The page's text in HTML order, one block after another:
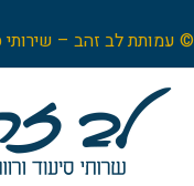
© עמותת לב זהב –